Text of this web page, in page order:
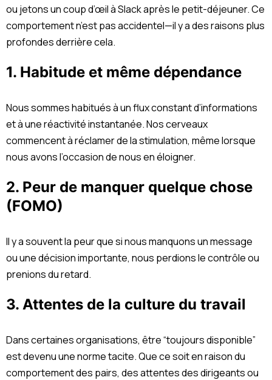
ou jetons un coup d’œil à Slack après le petit-déjeuner. Ce
comportement n’est pas accidentel—il y a des raisons plus
profondes derrière cela.
1. Habitude et même dépendance
Nous sommes habitués à un flux constant d’informations
et à une réactivité instantanée. Nos cerveaux
commencent à réclamer de la stimulation, même lorsque
nous avons l’occasion de nous en éloigner.
2. Peur de manquer quelque chose
(FOMO)
Il y a souvent la peur que si nous manquons un message
ou une décision importante, nous perdions le contrôle ou
prenions du retard.
3. Attentes de la culture du travail
Dans certaines organisations, être “toujours disponible”
est devenu une norme tacite. Que ce soit en raison du
comportement des pairs, des attentes des dirigeants ou